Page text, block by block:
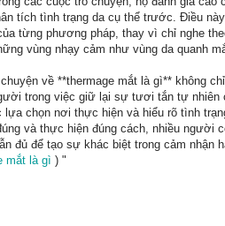
tích tình trạng da cụ thể trước. Điều
từng phương pháp, thay vì chỉ nghe
vùng nhạy cảm như vùng da quanh
về **thermage mắt là gì** không
trong việc giữ lại sự tươi tắn tự
chọn nơi thực hiện và hiểu rõ tình
và thực hiện đúng cách, nhiều người
đủ để tạo sự khác biệt trong cảm nhận
mắt là gì ) "